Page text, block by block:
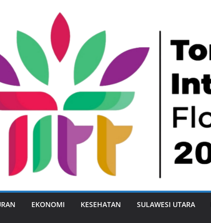
EKONOMI KESEHATAN SULAWESI UTARA